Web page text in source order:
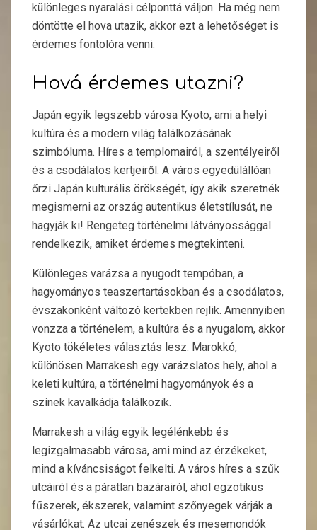
különleges nyaralási célponttá váljon. Ha még nem
döntötte el hova utazik, akkor ezt a lehetőséget is
érdemes fontolóra venni.
Hová érdemes utazni?
Japán egyik legszebb városa Kyoto, ami a helyi
kultúra és a modern világ találkozásának
szimbóluma. Híres a templomairól, a szentélyeiről
és a csodálatos kertjeiről. A város egyedülállóan
őrzi Japán kulturális örökségét, így akik szeretnék
megismerni az ország autentikus életstílusát, ne
hagyják ki! Rengeteg történelmi látványossággal
rendelkezik, amiket érdemes megtekinteni.
Különleges varázsa a nyugodt tempóban, a
hagyományos teaszertartásokban és a csodálatos,
évszakonként változó kertekben rejlik. Amennyiben
vonzza a történelem, a kultúra és a nyugalom, akkor
Kyoto tökéletes választás lesz. Marokkó,
különösen Marrakesh egy varázslatos hely, ahol a
keleti kultúra, a történelmi hagyományok és a
színek kavalkádja találkozik.
Marrakesh a világ egyik legélénkebb és
legizgalmasabb városa, ami mind az érzékeket,
mind a kíváncsiságot felkelti. A város híres a szűk
utcáiról és a páratlan bazárairól, ahol egzotikus
fűszerek, ékszerek, valamint szőnyegek várják a
vásárlókat. Az utcai zenészek és mesemondók